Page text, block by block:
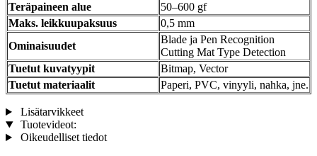
Teräpaineen alue
50–600 gf
Maks. leikkuupaksuus
0,5 mm
Ominaisuudet
Blade ja Pen Recognition
Cutting Mat Type Detection
Tuetut kuvatyypit
Bitmap, Vector
Tuetut materiaalit
Paperi, PVC, vinyyli, nahka, jne.
Lisätarvikkeet
Tuotevideot:
Oikeudelliset tiedot